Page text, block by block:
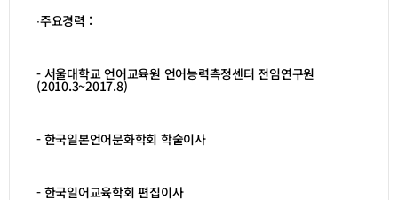
∙주요경력 :
- 서울대학교 언어교육원 언어능력측정센터 전임연구원
(2010.3~2017.8)
- 한국일본언어문화학회 학술이사
- 한국일어교육학회 편집이사